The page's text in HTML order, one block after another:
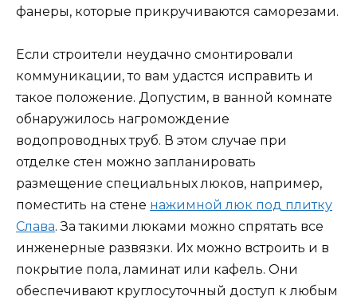
фанеры, которые прикручиваются саморезами.
Если строители неудачно смонтировали
коммуникации, то вам удастся исправить и
такое положение. Допустим, в ванной комнате
обнаружилось нагромождение
водопроводных труб. В этом случае при
отделке стен можно запланировать
размещение специальных люков, например,
поместить на стене нажимной люк под плитку
Слава. За такими люками можно спрятать все
инженерные развязки. Их можно встроить и в
покрытие пола, ламинат или кафель. Они
обеспечивают круглосуточный доступ к любым